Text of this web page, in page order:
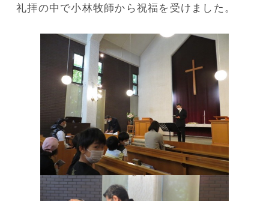
礼拝の中で小林牧師から祝福を受けました。